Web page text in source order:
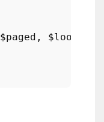
$paged , $loop